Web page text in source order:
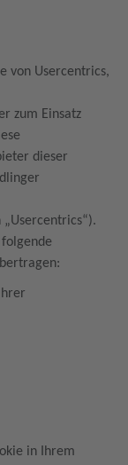
von Usercentrics,
zum Einsatz
dieser
in Ihrem